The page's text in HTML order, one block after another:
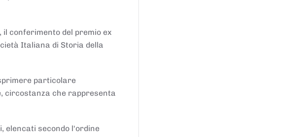
conferimento del premio ex
Italiana di Storia della
particolare
circostanza che rappresenta
elencati secondo l'ordine